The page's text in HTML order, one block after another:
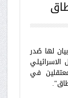
لها صُدر
في